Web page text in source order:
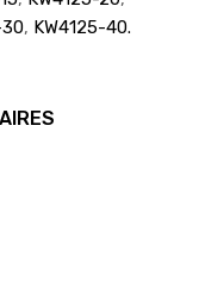
30, KW4125-40.